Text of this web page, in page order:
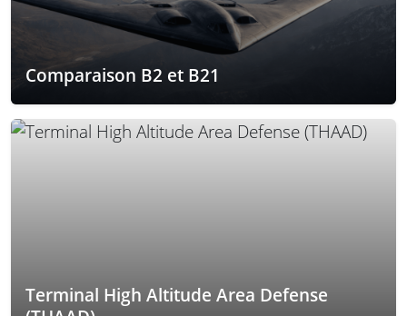
Comparaison B2 et B21
Terminal High Altitude Area Defense